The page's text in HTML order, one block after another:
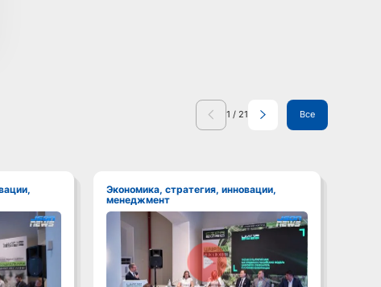
1 / 21 Все
Экономика, стратегия, инновации,
менеджмент